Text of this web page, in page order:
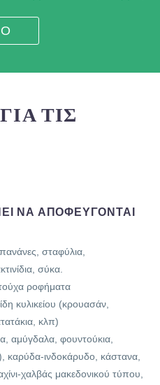
ΤΙΣ
ΝΑ ΑΠΟΦΕΥΓΟΝΤΑΙ
σταφύλια,
σύκα.
ροφήματα
κυλικείου (κρουασάν,
κλπ)
αμύγδαλα, φουντούκια,
καρύδα-ινδοκάρυδο, κάστανα,
χαλβάς μακεδονικού τύπου,